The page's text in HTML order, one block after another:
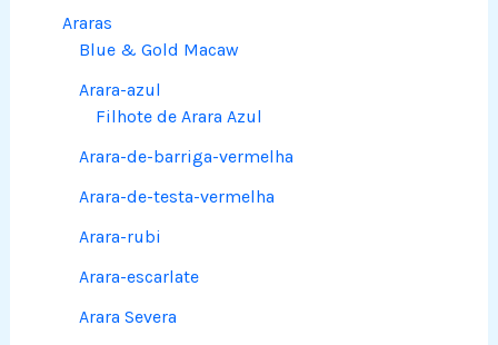
Araras
Blue & Gold Macaw
Arara-azul
Filhote de Arara Azul
Arara-de-barriga-vermelha
Arara-de-testa-vermelha
Arara-rubi
Arara-escarlate
Arara Severa